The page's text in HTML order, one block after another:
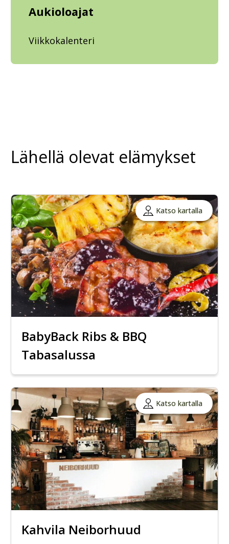
Aukioloajat
Viikkokalenteri
Lähellä olevat elämykset
Katso kartalla
BabyBack Ribs & BBQ
Tabasalussa
Katso kartalla
Kahvila Neiborhuud